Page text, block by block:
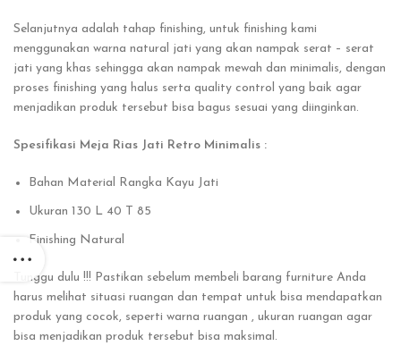
Selanjutnya adalah tahap finishing, untuk finishing kami
menggunakan warna natural jati yang akan nampak serat – serat
jati yang khas sehingga akan nampak mewah dan minimalis, dengan
proses finishing yang halus serta quality control yang baik agar
menjadikan produk tersebut bisa bagus sesuai yang diinginkan.
Spesifikasi Meja Rias Jati Retro Minimalis :
Bahan Material Rangka Kayu Jati
Ukuran 130 L 40 T 85
Finishing Natural
Tunggu dulu !!! Pastikan sebelum membeli barang furniture Anda
harus melihat situasi ruangan dan tempat untuk bisa mendapatkan
produk yang cocok, seperti warna ruangan , ukuran ruangan agar
bisa menjadikan produk tersebut bisa maksimal.